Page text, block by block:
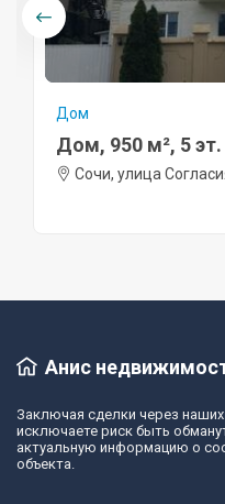
Дом
Дом, 950 м², 5 эт.
Сочи, улица
Анис
Заключая сделки через
исключаете риск быть
актуальную информацию о
объекта.